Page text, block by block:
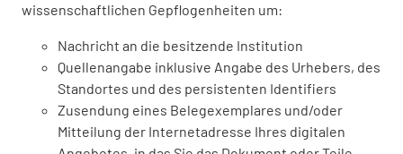
wissenschaftlichen Gepflogenheiten um:
Nachricht an die besitzende Institution
Quellenangabe inklusive Angabe des Urhebers, des
Standortes und des persistenten Identifiers
Zusendung eines Belegexemplares und/oder
Mitteilung der Internetadresse Ihres digitalen